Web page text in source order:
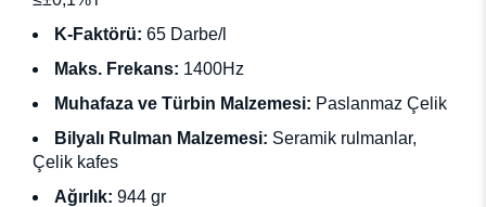
K-Faktörü: 65 Darbe/l
Maks. Frekans: 1400Hz
Muhafaza ve Türbin Malzemesi: Paslanmaz Çelik
Bilyalı Rulman Malzemesi: Seramik rulmanlar,
Çelik kafes
Ağırlık: 944 gr